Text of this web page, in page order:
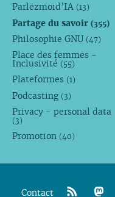
Parlezmoid’IA (13)
Partage du savoir (355)
Philosophie GNU (47)
Place des femmes -
Inclusivité (55)
Plateformes (1)
Podcasting (3)
Privacy - personal data
(3)
Promotion (40)
Contact